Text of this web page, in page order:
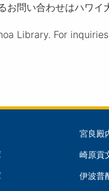
お問い合わせはハワイ
Library. For
文
宮良殿
崎原貢
伊波普